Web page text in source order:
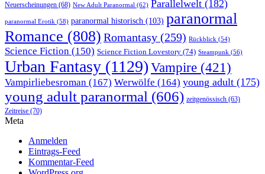
Neuerscheinungen (68) New Adult Paranormal (62) Parallelwelt (182)
paranormal Erotik (58) paranormal historisch (103) paranormal
Romance (808) Romantasy (259) Rückblick (54)
Science Fiction (150) Science Fiction Lovestory (74) Steampunk (56)
Urban Fantasy (1129) Vampire (421)
Vampirliebesroman (167) Werwölfe (164) young adult (175)
young adult paranormal (606) zeitgenössisch (63)
Zeitreise (70)
Meta
Anmelden
Eintrags-Feed
Kommentar-Feed